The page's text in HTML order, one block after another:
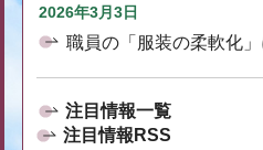
2026年3月3日
職員の「服装の柔軟化
注目情報一覧
注目情報RSS